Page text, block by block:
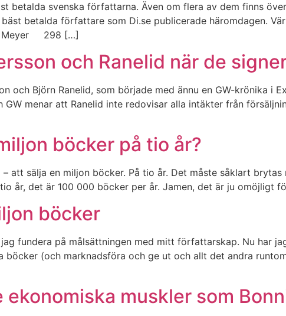
betalda svenska författarna. Även om flera av dem finns
betalda författare som Di.se publicerade häromdagen.
Meyer 298 […]
och Ranelid när de
och Björn Ranelid, som började med ännu en GW-krönika i
menar att Ranelid inte redovisar alla intäkter från
böcker på tio år?
att sälja en miljon böcker. På tio år. Det måste såklart
år, det är 100 000 böcker per år. Jamen, det är ju omöjligt
böcker
fundera på målsättningen med mitt författarskap. Nu har
(och marknadsföra och ge ut och allt det andra
ekonomiska muskler som